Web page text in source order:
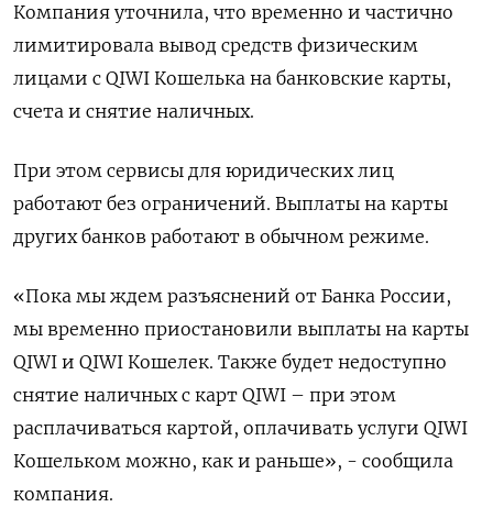
Компания уточнила, что временно и частично
лимитировала вывод средств физическим
лицами с QIWI Кошелька на банковские карты,
счета и снятие наличных.
При этом сервисы для юридических лиц
работают без ограничений. Выплаты на карты
других банков работают в обычном режиме.
«Пока мы ждем разъяснений от Банка России,
мы временно приостановили выплаты на карты
QIWI и QIWI Кошелек. Также будет недоступно
снятие наличных с карт QIWI – при этом
расплачиваться картой, оплачивать услуги QIWI
Кошельком можно, как и раньше», - сообщила
компания.